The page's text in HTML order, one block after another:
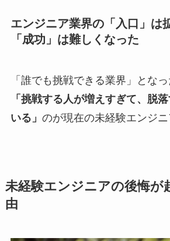
エンジニア業界の「入口」は
「成功」は難しくなった
「誰でも挑戦できる業界」となっ
「挑戦する人が増えすぎて、脱
いる」 のが現在の未経験エンジニ
未経験エンジニアの後悔が
由